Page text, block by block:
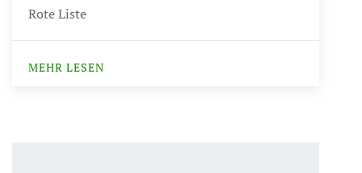
Rote Liste
MEHR LESEN